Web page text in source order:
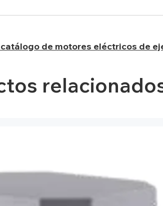
de motores eléctricos de